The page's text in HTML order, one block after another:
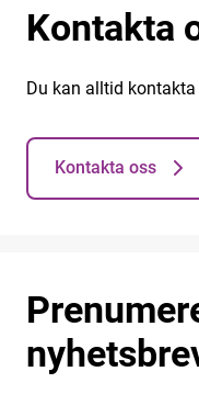
Kontakta
Du kan alltid
Kontakta oss